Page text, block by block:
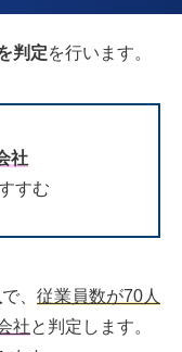
判定を行います。
社
すむ
で、 従業員数が70人
社と判定します。